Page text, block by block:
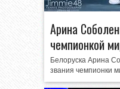
Арина
чемпионкой
Белоруска Арина
звания чемпионки